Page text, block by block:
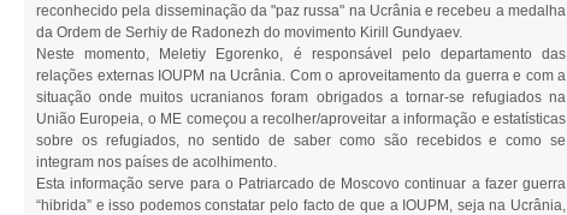
reconhecido pela disseminação da "paz russa" na Ucrânia e recebeu a medalha
da Ordem de Serhiy de Radonezh do movimento Kirill Gundyaev.
Neste momento, Meletiy Egorenko, é responsável pelo departamento das
relações externas IOUPM na Ucrânia. Com o aproveitamento da guerra e com a
situação onde muitos ucranianos foram obrigados a tornar-se refugiados na
União Europeia, o ME começou a recolher/aproveitar a informação e estatísticas
sobre os refugiados, no sentido de saber como são recebidos e como se
integram nos países de acolhimento.
Esta informação serve para o Patriarcado de Moscovo continuar a fazer guerra
“hibrida” e isso podemos constatar pelo facto de que a IOUPM, seja na Ucrânia,